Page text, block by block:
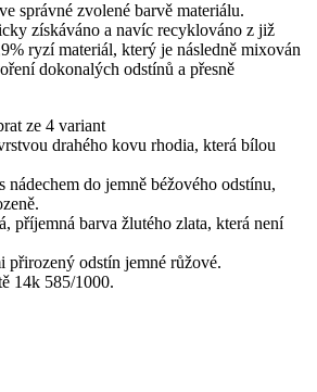
správné zvolené barvě materiálu.
získáváno a navíc recyklováno z již
ryzí materiál, který je následně mixován
dokonalých odstínů a přesně
ze 4 variant
drahého kovu rhodia, která bílou
nádechem do jemně béžového odstínu,
příjemná barva žlutého zlata, která není
přirozený odstín jemné růžové.
14k 585/1000.